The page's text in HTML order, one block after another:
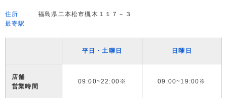
住所
福島県二本松市槻木１１７－３
最寄駅
平日・土曜日 日曜日
店舗
営業時間
09:00~22:00※ 09:00~19:00※